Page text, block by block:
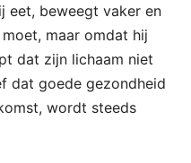
eet, beweegt vaker en
maar omdat hij
dat zijn lichaam niet
dat goede gezondheid
wordt steeds